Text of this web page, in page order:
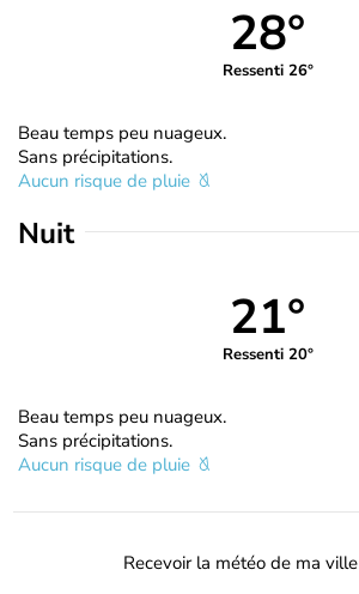
28°
Ressenti 26°
Beau temps peu nuageux.
Sans précipitations.
Aucun risque de pluie
Nuit
21°
Ressenti 20°
Beau temps peu nuageux.
Sans précipitations.
Aucun risque de pluie
Recevoir la météo de ma ville